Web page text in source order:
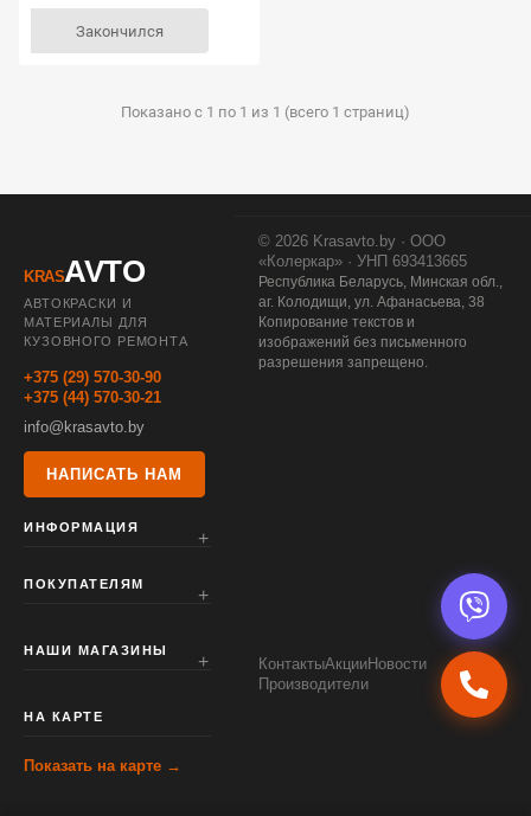
Закончился
Показано с 1 по 1 из 1 (всего 1 страниц)
KRASAVTO
АВТОКРАСКИ И
МАТЕРИАЛЫ ДЛЯ
КУЗОВНОГО РЕМОНТА
+375 (29) 570-30-90
+375 (44) 570-30-21
info@krasavto.by
НАПИСАТЬ НАМ
ИНФОРМАЦИЯ
ПОКУПАТЕЛЯМ
НАШИ МАГАЗИНЫ
НА КАРТЕ
Показать на карте →
© 2026 Krasavto.by · ООО
«Колеркар» · УНП 693413665
Республика Беларусь, Минская обл.,
аг. Колодищи, ул. Афанасьева, 38
Копирование текстов и
изображений без письменного
разрешения запрещено.
КонтактыАкцииНовости
Производители